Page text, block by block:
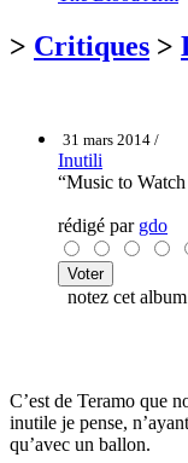
> Critiques >
31 mars 2014 /
Inutili
“Music to
rédigé par gdo
notez cet album
C’est de Teramo que
inutile je pense,
qu’avec un ballon.